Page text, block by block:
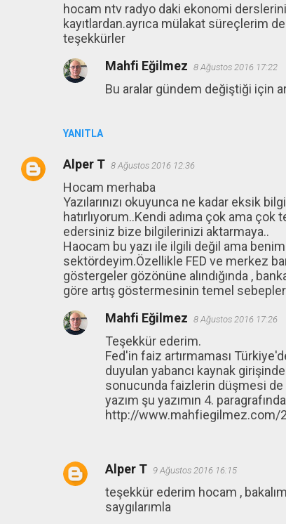
hocam ntv radyo daki ekonomi
kayıtlardan.ayrıca mülakat süreçlerim
teşekkürler
YANITLA
Mahfi Eğilmez 8 Ağustos 2016 17:22
Bu aralar gündem değiştiği için
Alper T 8 Ağustos 2016 12:36
Hocam merhaba
Yazılarınızı okuyunca ne kadar eksik
hatırlıyorum..Kendi adıma çok ama
edersiniz bize bilgilerinizi aktarmaya..
Haocam bu yazı ile ilgili değil ama
sektördeyim.Özellikle FED ve merkez
göstergeler gözönüne alındığında ,
göre artış göstermesinin temel
Mahfi Eğilmez 8 Ağustos 2016 17:26
Teşekkür ederim.
Fed'in faiz artırmaması
duyulan yabancı kaynak
sonucunda faizlerin düşmesi de
yazım şu yazımın 4.
http://www.mahfiegilmez.com/
Alper T 9 Ağustos 2016 16:15
teşekkür ederim hocam ,
saygılarımla